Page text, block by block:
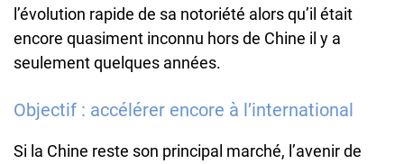
l’évolution rapide de sa notoriété alors qu’il était
encore quasiment inconnu hors de Chine il y a
seulement quelques années.
Objectif : accélérer encore à l’international
Si la Chine reste son principal marché, l’avenir de